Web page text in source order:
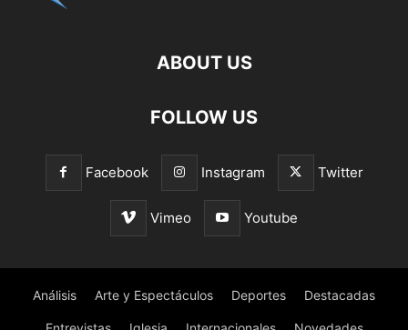
ABOUT US
FOLLOW US
Facebook Instagram Twitter
Vimeo Youtube
Análisis Arte y Espectáculos Deportes Destacadas